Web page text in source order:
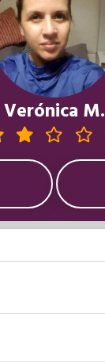
Verónica M.